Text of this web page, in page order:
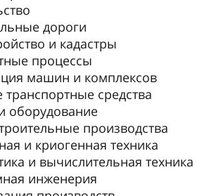
дороги
и кадастры
процессы
машин и комплексов
средства
производства
и криогенная техника
и вычислительная техника
инженерия